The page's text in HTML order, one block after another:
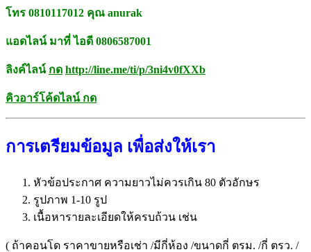
โทร 0810117012 คุณ anurak
แอดไลน์ มาที่ ไอดี 0806587001
ลิงค์ไลน์ กด http://line.me/ti/p/3ni4v0fXXb
คิวอาร์โค้ดไลน์ กด
การเตรียมข้อมูล เพื่อส่งให้เรา
หัวข้อประกาศ ความยาวไม่ควรเกิน 80 ตัวอักษร
รูปภาพ 1-10 รูป
เนื้อหารายละเอียดให้ครบถ้วน เช่น
( ถ้าคอนโด ราคาขายหรือเช่า /มีกี่ห้อง /ขนาดกี่ ตรม. /กี่ ตรว. /